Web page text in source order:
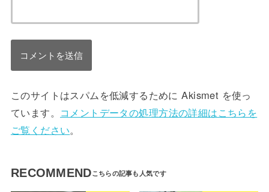
このサイトはスパムを低減するために Akismet を使っ
ています。 コメントデータの処理方法の詳細はこちらを
ご覧ください。
RECOMMEND